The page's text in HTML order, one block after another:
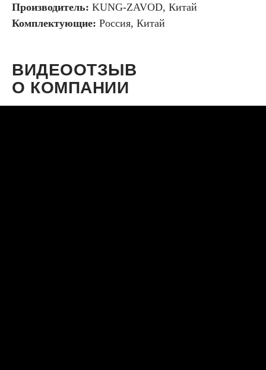
Производитель: KUNG-ZAVOD, Китай
Комплектующие: Россия, Китай
ВИДЕООТЗЫВ
О КОМПАНИИ
KUNG-ZAVOD